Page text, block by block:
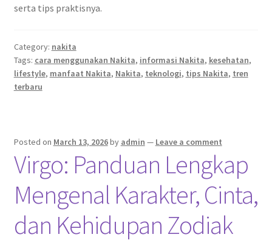
serta tips praktisnya.
Category: nakita
Tags: cara menggunakan Nakita, informasi Nakita, kesehatan,
lifestyle, manfaat Nakita, Nakita, teknologi, tips Nakita, tren
terbaru
Posted on March 13, 2026by admin — Leave a comment
Virgo: Panduan Lengkap
Mengenal Karakter, Cinta,
dan Kehidupan Zodiak